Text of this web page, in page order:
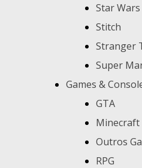
Star Wars
Stitch
Stranger
Super
Games &
GTA
Minecraft
Outros
RPG